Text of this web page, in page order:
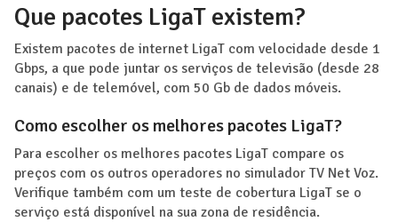
Que pacotes LigaT existem?
Existem pacotes de internet LigaT com velocidade desde 1
Gbps, a que pode juntar os serviços de televisão (desde 28
canais) e de telemóvel, com 50 Gb de dados móveis.
Como escolher os melhores pacotes LigaT?
Para escolher os melhores pacotes LigaT compare os
preços com os outros operadores no simulador TV Net Voz.
Verifique também com um teste de cobertura LigaT se o
serviço está disponível na sua zona de residência.